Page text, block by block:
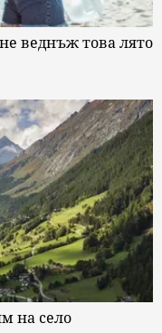
веднъж това лято
на село